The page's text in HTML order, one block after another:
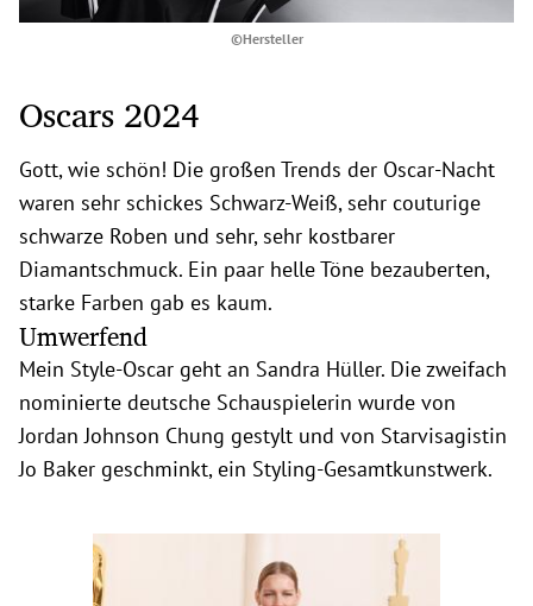
©Hersteller
Oscars 2024
Gott, wie schön! Die großen Trends der Oscar-Nacht
waren sehr schickes Schwarz-Weiß, sehr couturige
schwarze Roben und sehr, sehr kostbarer
Diamantschmuck. Ein paar helle Töne bezauberten,
starke Farben gab es kaum.
Umwerfend
Mein Style-Oscar geht an Sandra Hüller. Die zweifach
nominierte deutsche Schauspielerin wurde von
Jordan Johnson Chung gestylt und von Starvisagistin
Jo Baker geschminkt, ein Styling-Gesamtkunstwerk.